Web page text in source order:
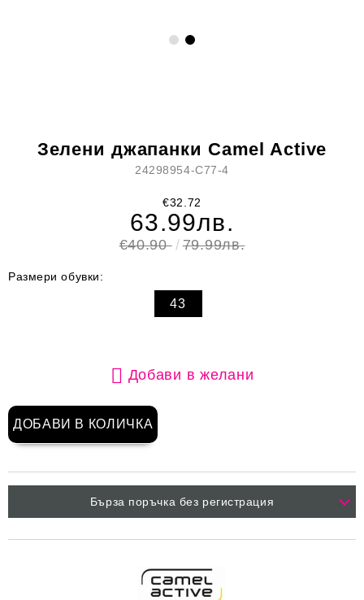
Зелени джапанки Camel Active
24298954-C77-4
€32.72
63.99лв.
€40.90 79.99лв.
Размери обувки:
43
Добави в желани
Бърза поръчка без регистрация